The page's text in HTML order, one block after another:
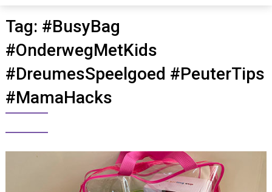
Tag: #BusyBag
#OnderwegMetKids
#DreumesSpeelgoed #PeuterTips
#MamaHacks